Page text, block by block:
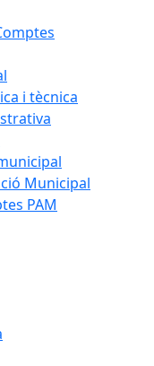
i tècnica
Municipal
PAM